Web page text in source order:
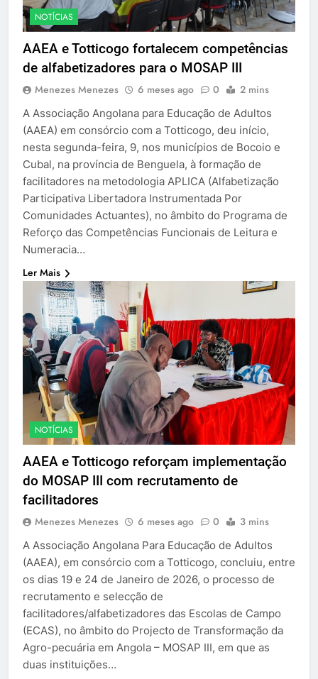
NOTÍCIAS
AAEA e Totticogo fortalecem competências
de alfabetizadores para o MOSAP III
Menezes Menezes 6 meses ago 0 2 mins
A Associação Angolana para Educação de Adultos
(AAEA) em consórcio com a Totticogo, deu início,
nesta segunda-feira, 9, nos municípios de Bocoio e
Cubal, na província de Benguela, à formação de
facilitadores na metodologia APLICA (Alfabetização
Participativa Libertadora Instrumentada Por
Comunidades Actuantes), no âmbito do Programa de
Reforço das Competências Funcionais de Leitura e
Numeracia…
Ler Mais
NOTÍCIAS
AAEA e Totticogo reforçam implementação
do MOSAP III com recrutamento de
facilitadores
Menezes Menezes 6 meses ago 0 3 mins
A Associação Angolana Para Educação de Adultos
(AAEA), em consórcio com a Totticogo, concluiu, entre
os dias 19 e 24 de Janeiro de 2026, o processo de
recrutamento e selecção de
facilitadores/alfabetizadores das Escolas de Campo
(ECAS), no âmbito do Projecto de Transformação da
Agro-pecuária em Angola – MOSAP III, em que as
duas instituições…